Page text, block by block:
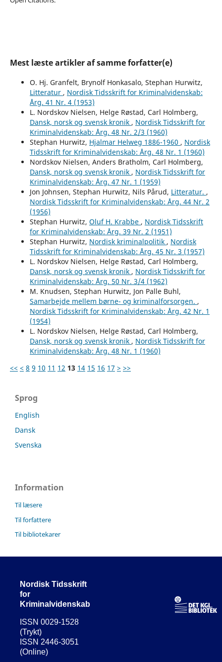
Mest læste artikler af samme forfatter(e)
O. Hj. Granfelt, Brynolf Honkasalo, Stephan Hurwitz,
Litteratur , Nordisk Tidsskrift for Kriminalvidenskab:
Årg. 41 Nr. 4 (1953)
L. Nordskov Nielsen, Helge Røstad, Carl Holmberg,
Dansk, norsk og svensk kronik , Nordisk Tidsskrift for
Kriminalvidenskab: Årg. 48 Nr. 2/3 (1960)
Stephan Hurwitz, Hjalmar Helweg 1886-1960 , Nordisk
Tidsskrift for Kriminalvidenskab: Årg. 48 Nr. 1 (1960)
Nordskov Nielsen, Anders Bratholm, Carl Holmberg,
Dansk, norsk og svensk kronik , Nordisk Tidsskrift for
Kriminalvidenskab: Årg. 47 Nr. 1 (1959)
Jon Johnsen, Stephan Hurwitz, Nils Pårud, Litteratur. ,
Nordisk Tidsskrift for Kriminalvidenskab: Årg. 44 Nr. 2
(1956)
Stephan Hurwitz, Oluf H. Krabbe , Nordisk Tidsskrift
for Kriminalvidenskab: Årg. 39 Nr. 2 (1951)
Stephan Hurwitz, Nordisk kriminalpolitik , Nordisk
Tidsskrift for Kriminalvidenskab: Årg. 45 Nr. 3 (1957)
L. Nordskov Nielsen, Helge Røstad, Carl Holmberg,
Dansk, norsk og svensk kronik , Nordisk Tidsskrift for
Kriminalvidenskab: Årg. 50 Nr. 3/4 (1962)
M. Knudsen, Stephan Hurwitz, Jon Palle Buhl,
Samarbejde mellem børne- og kriminalforsorgen. ,
Nordisk Tidsskrift for Kriminalvidenskab: Årg. 42 Nr. 1
(1954)
L. Nordskov Nielsen, Helge Røstad, Carl Holmberg,
Dansk, norsk og svensk kronik , Nordisk Tidsskrift for
Kriminalvidenskab: Årg. 48 Nr. 1 (1960)
<< < 8 9 10 11 12 13 14 15 16 17 > >>
Sprog
English
Dansk
Svenska
Information
Til læsere
Til forfattere
Til bibliotekarer
Nordisk Tidsskrift
for
Kriminalvidenskab
ISSN 0029-1528
(Trykt)
ISSN 2446-3051
(Online)